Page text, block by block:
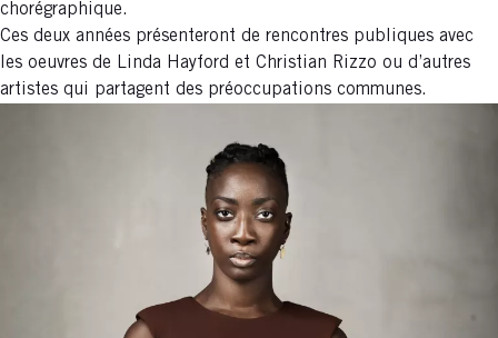
chorégraphique.
Ces deux années présenteront de rencontres publiques avec
les oeuvres de Linda Hayford et Christian Rizzo ou d’autres
artistes qui partagent des préoccupations communes.